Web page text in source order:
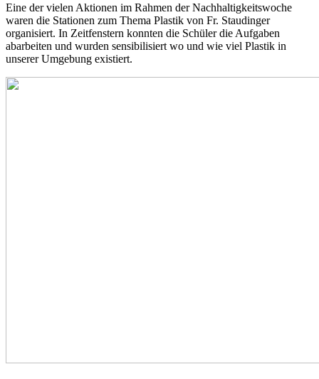
Eine der vielen Aktionen im Rahmen der Nachhaltigkeitswoche
waren die Stationen zum Thema Plastik von Fr. Staudinger
organisiert. In Zeitfenstern konnten die Schüler die Aufgaben
abarbeiten und wurden sensibilisiert wo und wie viel Plastik in
unserer Umgebung existiert.